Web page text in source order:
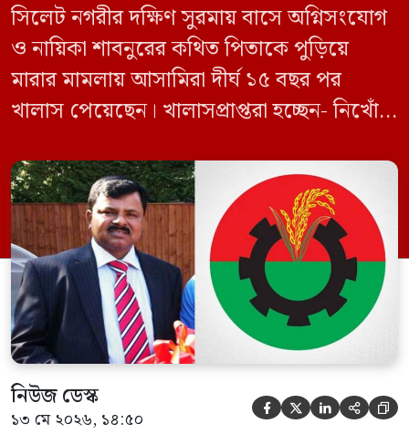
সিলেট নগরীর দক্ষিণ সুরমায় বাসে অগ্নিসংযোগ
ও নায়িকা শাবনুরের কথিত পিতাকে পুড়িয়ে
মারার মামলায় আসামিরা দীর্ঘ ১৫ বছর পর
খালাস পেয়েছেন। খালাসপ্রাপ্তরা হচ্ছেন- নিখোঁজ
ইফতেখার আহমদ দিনারসহ ৩৮ জন নেতাকর্মী।
মঙ্গলবার দুপুরে মামলার দীর্ঘ শুনানি ও সাক্ষ্য-
প্রমাণ জেরা শেষে আসামিরা নির্দোষ প্রমাণিত
হওয়ায় খালাস দেন বিচারক। মানবপাচার […]
নিউজ ডেস্ক
১৩ মে ২০২৬, ১৪:৫০     